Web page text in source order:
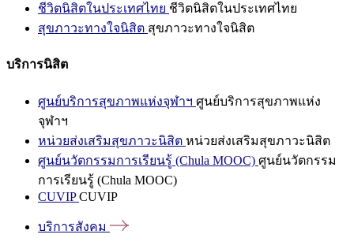
ชีวิตนิสิตในประเทศไทย ชีวิตนิสิตในประเทศไทย
สุขภาวะทางใจนิสิต สุขภาวะทางใจนิสิต
บริการนิสิต
ศูนย์บริการสุขภาพแห่งจุฬาฯ ศูนย์บริการสุขภาพแห่ง
จุฬาฯ
หน่วยส่งเสริมสุขภาวะนิสิต หน่วยส่งเสริมสุขภาวะนิสิต
ศูนย์นวัตกรรมการเรียนรู้ (Chula MOOC) ศูนย์นวัตกรรม
การเรียนรู้ (Chula MOOC)
CUVIPCUVIP
บริการสังคม